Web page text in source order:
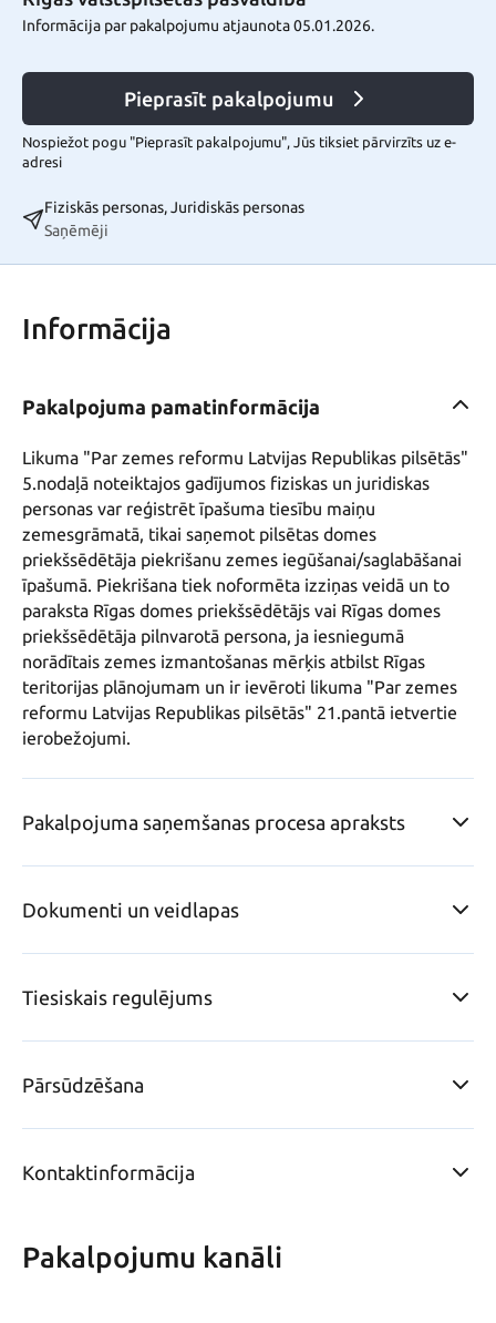
Informācija par pakalpojumu atjaunota 05.01.2026.
Pieprasīt pakalpojumu
Nospiežot pogu "Pieprasīt pakalpojumu", Jūs tiksiet pārvirzīts uz e-
adresi
Fiziskās personas, Juridiskās personas
Saņēmēji
Informācija
Pakalpojuma pamatinformācija
Likuma "Par zemes reformu Latvijas Republikas pilsētās"
5.nodaļā noteiktajos gadījumos fiziskas un juridiskas
personas var reģistrēt īpašuma tiesību maiņu
zemesgrāmatā, tikai saņemot pilsētas domes
priekšsēdētāja piekrišanu zemes iegūšanai/saglabāšanai
īpašumā. Piekrišana tiek noformēta izziņas veidā un to
paraksta Rīgas domes priekšsēdētājs vai Rīgas domes
priekšsēdētāja pilnvarotā persona, ja iesniegumā
norādītais zemes izmantošanas mērķis atbilst Rīgas
teritorijas plānojumam un ir ievēroti likuma "Par zemes
reformu Latvijas Republikas pilsētās" 21.pantā ietvertie
ierobežojumi.
Pakalpojuma saņemšanas procesa apraksts
Dokumenti un veidlapas
Tiesiskais regulējums
Pārsūdzēšana
Kontaktinformācija
Pakalpojumu kanāli